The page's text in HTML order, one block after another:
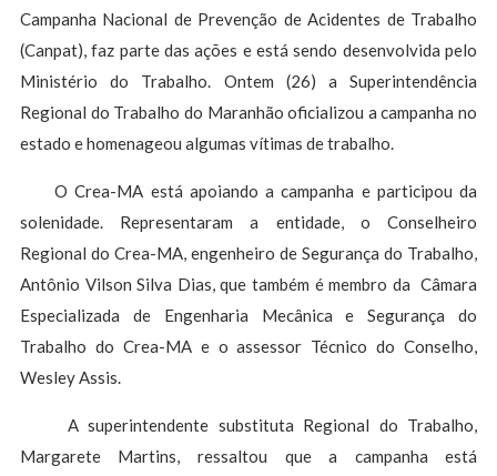
Campanha Nacional de Prevenção de Acidentes de Trabalho
(Canpat), faz parte das ações e está sendo desenvolvida pelo
Ministério do Trabalho. Ontem (26) a Superintendência
Regional do Trabalho do Maranhão oficializou a campanha no
estado e homenageou algumas vítimas de trabalho.
O Crea-MA está apoiando a campanha e participou da
solenidade. Representaram a entidade, o Conselheiro
Regional do Crea-MA, engenheiro de Segurança do Trabalho,
Antônio Vilson Silva Dias, que também é membro da Câmara
Especializada de Engenharia Mecânica e Segurança do
Trabalho do Crea-MA e o assessor Técnico do Conselho,
Wesley Assis.
A superintendente substituta Regional do Trabalho,
Margarete Martins, ressaltou que a campanha está